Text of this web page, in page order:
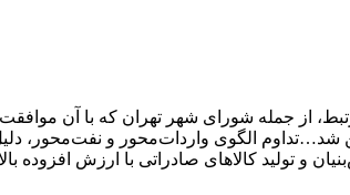
از جمله شورای شهر تهران که با آن موافقت
و تولید کالاهای صادراتی با ارزش